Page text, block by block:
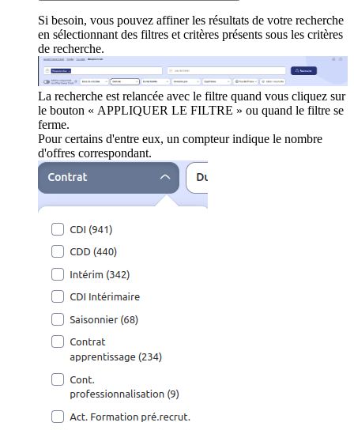
Si besoin, vous pouvez affiner les résultats de votre recherche
en sélectionnant des filtres et critères présents sous les critères
de recherche.
La recherche est relancée avec le filtre quand vous cliquez sur
le bouton « APPLIQUER LE FILTRE » ou quand le filtre se
ferme.
Pour certains d'entre eux, un compteur indique le nombre
d'offres correspondant.